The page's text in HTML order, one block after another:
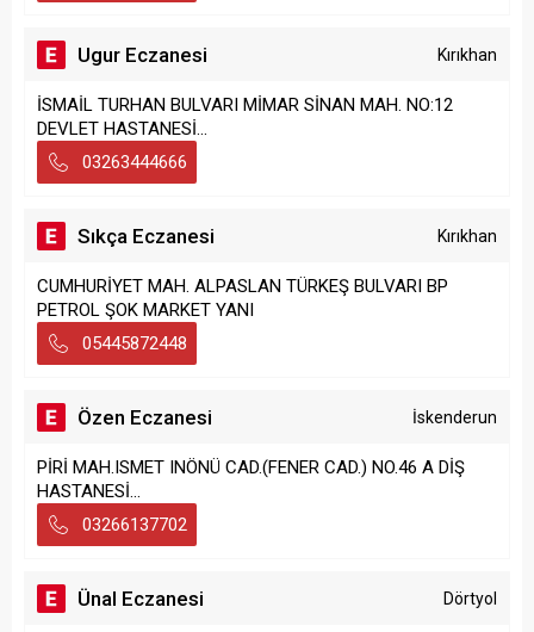
Ugur Eczanesi Kırıkhan
İSMAİL TURHAN BULVARI MİMAR SİNAN MAH. NO:12
DEVLET HASTANESİ...
03263444666
Sıkça Eczanesi Kırıkhan
CUMHURİYET MAH. ALPASLAN TÜRKEŞ BULVARI BP
PETROL ŞOK MARKET YANI
05445872448
Özen Eczanesi İskenderun
PİRİ MAH.ISMET INÖNÜ CAD.(FENER CAD.) NO.46 A DİŞ
HASTANESİ...
03266137702
Ünal Eczanesi Dörtyol